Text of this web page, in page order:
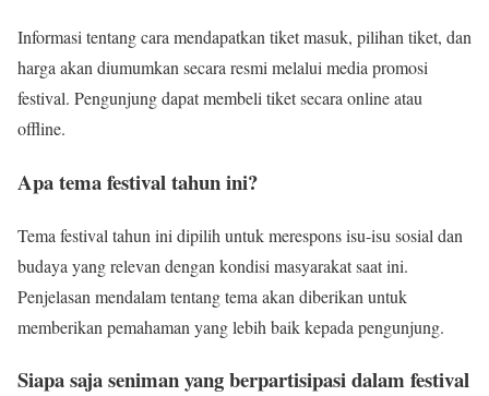
Informasi tentang cara mendapatkan tiket masuk, pilihan tiket, dan
harga akan diumumkan secara resmi melalui media promosi
festival. Pengunjung dapat membeli tiket secara online atau
offline.
Apa tema festival tahun ini?
Tema festival tahun ini dipilih untuk merespons isu-isu sosial dan
budaya yang relevan dengan kondisi masyarakat saat ini.
Penjelasan mendalam tentang tema akan diberikan untuk
memberikan pemahaman yang lebih baik kepada pengunjung.
Siapa saja seniman yang berpartisipasi dalam festival